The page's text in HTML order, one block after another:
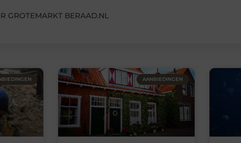
GROTEMARKT BERAAD.NL
AANBIEDINGEN